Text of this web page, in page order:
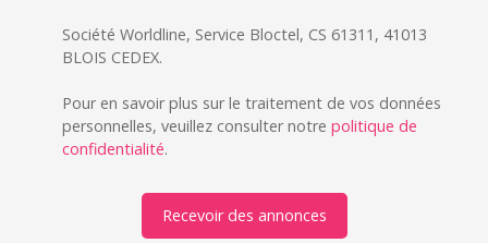
Société Worldline, Service Bloctel, CS 61311, 41013
BLOIS CEDEX.
Pour en savoir plus sur le traitement de vos données
personnelles, veuillez consulter notre politique de
confidentialité.
Recevoir des annonces